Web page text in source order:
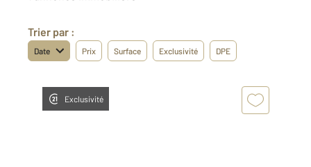
Trier par :
Date Prix Surface Exclusivité DPE
Exclusivité